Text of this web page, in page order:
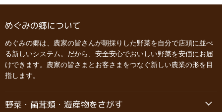
めぐみの郷について
めぐみの郷は、農家の皆さんが朝採りした野菜を自分で店頭に並べ
る新しいシステム。だから、安全安心でおいしい野菜を安価にお届
けできます。農家の皆さまとお客さまをつなぐ新しい農業の形を目
指します。
野菜・菌茸類・海産物をさがす